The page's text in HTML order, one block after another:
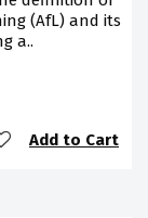
(AfL) and its
a..
Add to Cart